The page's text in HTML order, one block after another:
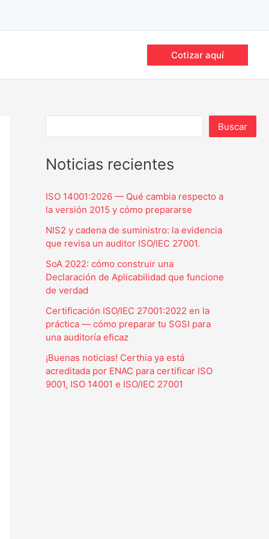
Cotizar aquí
Buscar
Noticias recientes
ISO 14001:2026 — Qué cambia respecto a
la versión 2015 y cómo prepararse
NIS2 y cadena de suministro: la evidencia
que revisa un auditor ISO/IEC 27001.
SoA 2022: cómo construir una
Declaración de Aplicabilidad que funcione
de verdad
Certificación ISO/IEC 27001:2022 en la
práctica — cómo preparar tu SGSI para
una auditoría eficaz
¡Buenas noticias! Certhia ya está
acreditada por ENAC para certificar ISO
9001, ISO 14001 e ISO/IEC 27001